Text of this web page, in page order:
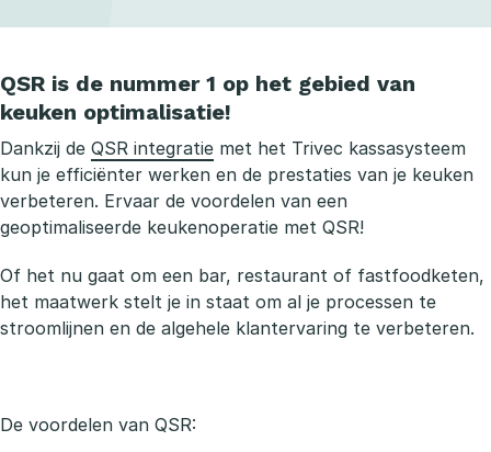
QSR is de nummer 1 op het gebied van
keuken optimalisatie!
Dankzij de QSR integratie met het Trivec kassasysteem
kun je efficiënter werken en de prestaties van je keuken
verbeteren. Ervaar de voordelen van een
geoptimaliseerde keukenoperatie met QSR!
Of het nu gaat om een bar, restaurant of fastfoodketen,
het maatwerk stelt je in staat om al je processen te
stroomlijnen en de algehele klantervaring te verbeteren.
De voordelen van QSR: